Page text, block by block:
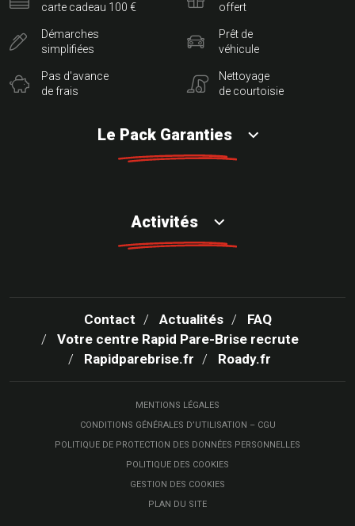
carte cadeau 100 €
Démarches
simplifiées
Pas d'avance
de frais
offert
Prêt de
véhicule
Nettoyage
de courtoisie
Le Pack Garanties
Activités
Contact Actualités
FAQ
Votre centre Rapid Pare-Brise recrute
Rapidparebrise.fr
Roady.fr
MENTIONS LÉGALES
CONDITIONS GÉNÉRALES D’UTILISATION – CGU
POLITIQUE DE PROTECTION DES DONNÉES PERSONNELLES
POLITIQUE DES COOKIES
GESTION DES COOKIES
PLAN DU SITE